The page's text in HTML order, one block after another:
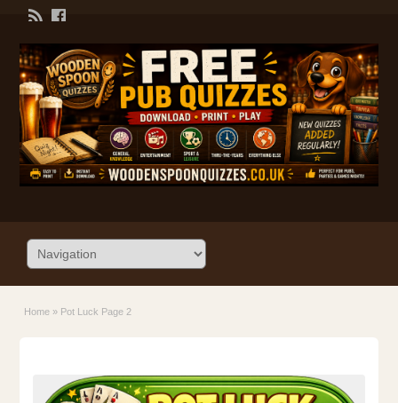
Home » Pot Luck Page 2